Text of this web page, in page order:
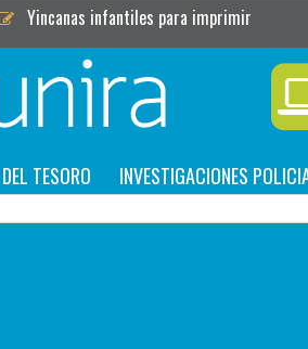
Yincanas infantiles para imprimir
TESORO INVESTIGACIONES